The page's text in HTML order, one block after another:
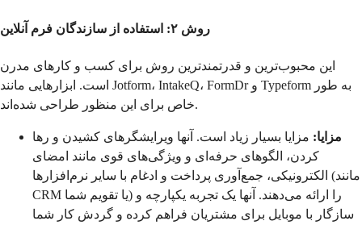
روش ۲: استفاده از سازندگان فرم آنلاین
این محبوب‌ترین و قدرتمندترین روش برای کسب و کارهای مدرن
است. ابزارهایی مانند Jotform، IntakeQ، FormDr و Typeform به طور
خاص برای این منظور طراحی شده‌اند.
مزایا: مزایا بسیار زیاد است. آنها ویرایشگرهای کشیدن و رها
کردن، الگوهای حرفه‌ای و ویژگی‌های قوی مانند امضای
الکترونیکی، جمع‌آوری پرداخت و ادغام با سایر نرم‌افزارها (مانند
CRM یا تقویم شما) را ارائه می‌دهند. آنها یک تجربه یکپارچه و
سازگار با موبایل برای مشتریان فراهم کرده و گردش کار شما